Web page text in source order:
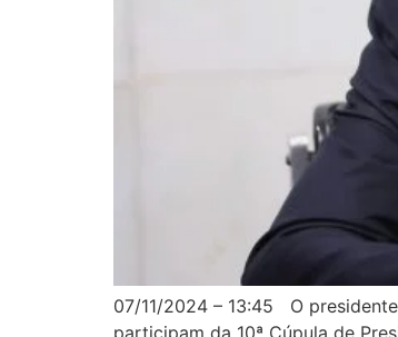
07/11/2024 – 13:45 O
participam da 10ª Cúpula de